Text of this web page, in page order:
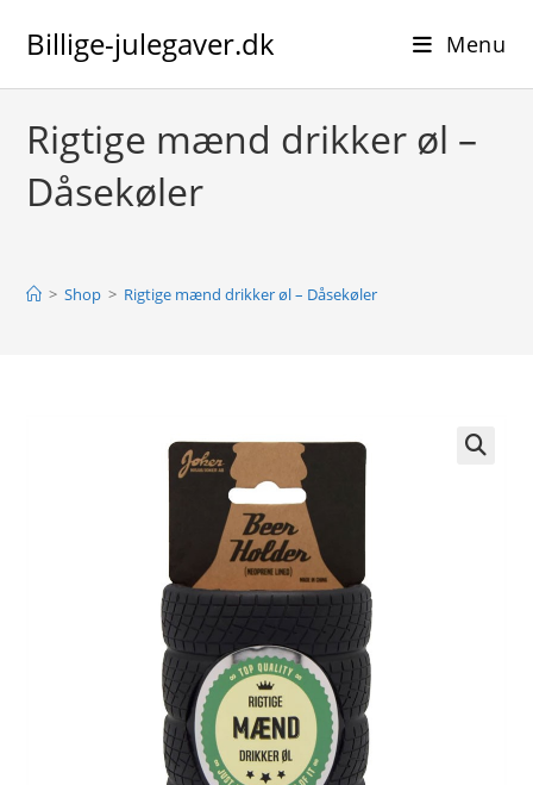
Billige-julegaver.dk Menu
Rigtige mænd drikker øl –
Dåsekøler
> Shop > Rigtige mænd drikker øl – Dåsekøler